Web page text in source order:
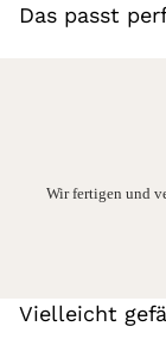
Das passt
Wir fertigen und
Vielleicht